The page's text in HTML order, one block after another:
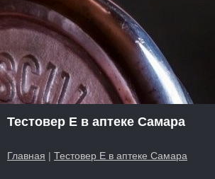
Тестовер Е в аптеке Самара
Главная | Тестовер Е в аптеке Самара